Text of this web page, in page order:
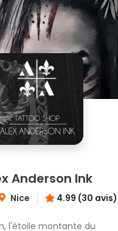
Anderson Ink
Nice 4.99 (30 avis)
l'étoile montante du